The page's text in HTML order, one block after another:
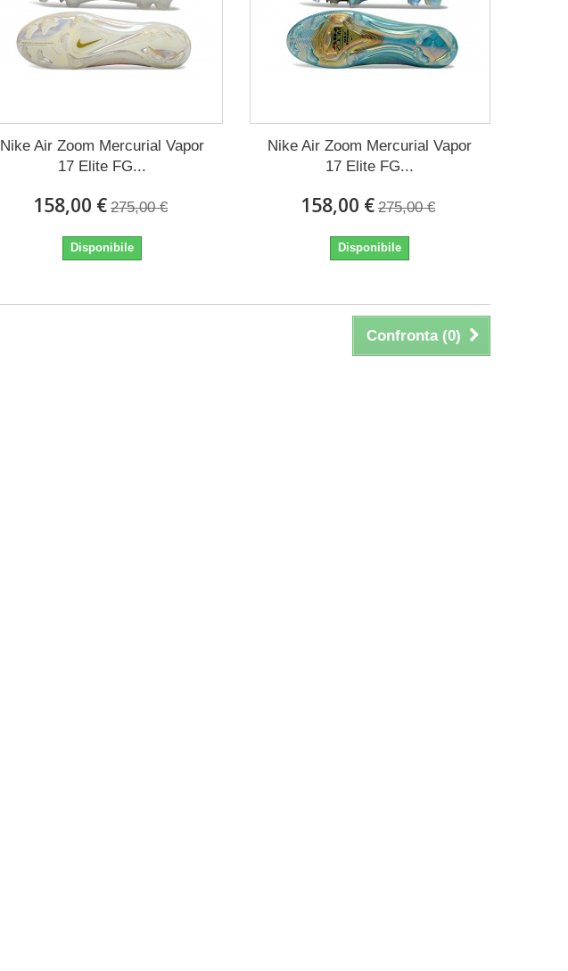
Nike Air Zoom Mercurial Vapor
17 Elite FG...
158,00 € 275,00 €
Disponibile
Nike Air Zoom Mercurial Vapor
17 Elite FG...
158,00 € 275,00 €
Disponibile
Confronta (0)